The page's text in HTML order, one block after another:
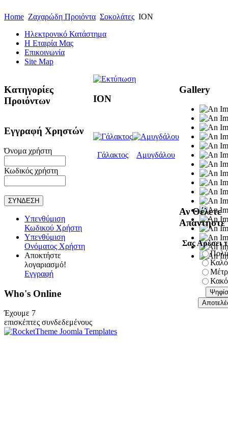
Home Ζαχαρώδη Προιόντα Σοκολάτες ΙΟΝ
Ηλεκτρονικό Κατάστημα
Η Εταιρία Μας
Επικοινωνία
Site Map
Κατηγορίες
Προιόντων
Εγγραφή Χρηστών
Όνομα χρήστη
Κωδικός χρήστη
Υπενθύμιση
Κωδικού Χρήστη
Υπενθύμιση
Ονόματος Χρήστη
Αποκτήστε
λογαριασμό!
Εγγραφή
Who's Online
Έχουμε 7
επισκέπτες συνδεδεμένους
ΙΟΝ
Γάλακτος Αμυγδάλου
Gallery
Αν Θέλετε
Απαντήστε
Σας Αρέσει
Καλό
Κακό